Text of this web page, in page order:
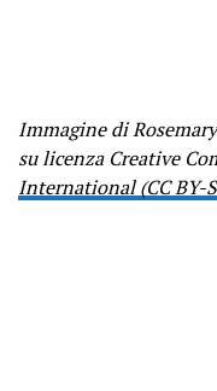
Immagine di
su licenza Creative
International (CC BY-